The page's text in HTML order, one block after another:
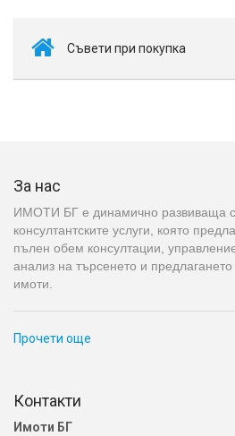
Съвети при покупка
За нас
ИМОТИ БГ е динамично развиваща
консултантските услуги, която
пълен обем консултации,
анализ на търсенето и
имоти.
Прочети още
Контакти
Имоти БГ